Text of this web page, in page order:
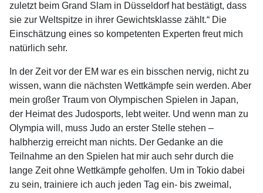
zuletzt beim Grand Slam in Düsseldorf hat bestätigt, dass
sie zur Weltspitze in ihrer Gewichtsklasse zählt.“ Die
Einschätzung eines so kompetenten Experten freut mich
natürlich sehr.
In der Zeit vor der EM war es ein bisschen nervig, nicht zu
wissen, wann die nächsten Wettkämpfe sein werden. Aber
mein großer Traum von Olympischen Spielen in Japan,
der Heimat des Judosports, lebt weiter. Und wenn man zu
Olympia will, muss Judo an erster Stelle stehen –
halbherzig erreicht man nichts. Der Gedanke an die
Teilnahme an den Spielen hat mir auch sehr durch die
lange Zeit ohne Wettkämpfe geholfen. Um in Tokio dabei
zu sein, trainiere ich auch jeden Tag ein- bis zweimal,